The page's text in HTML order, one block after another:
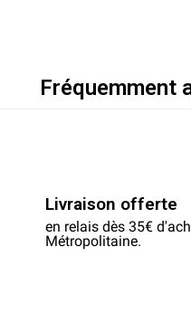
Fréquemment
Livraison offerte
en relais dès 35€
Métropolitaine.